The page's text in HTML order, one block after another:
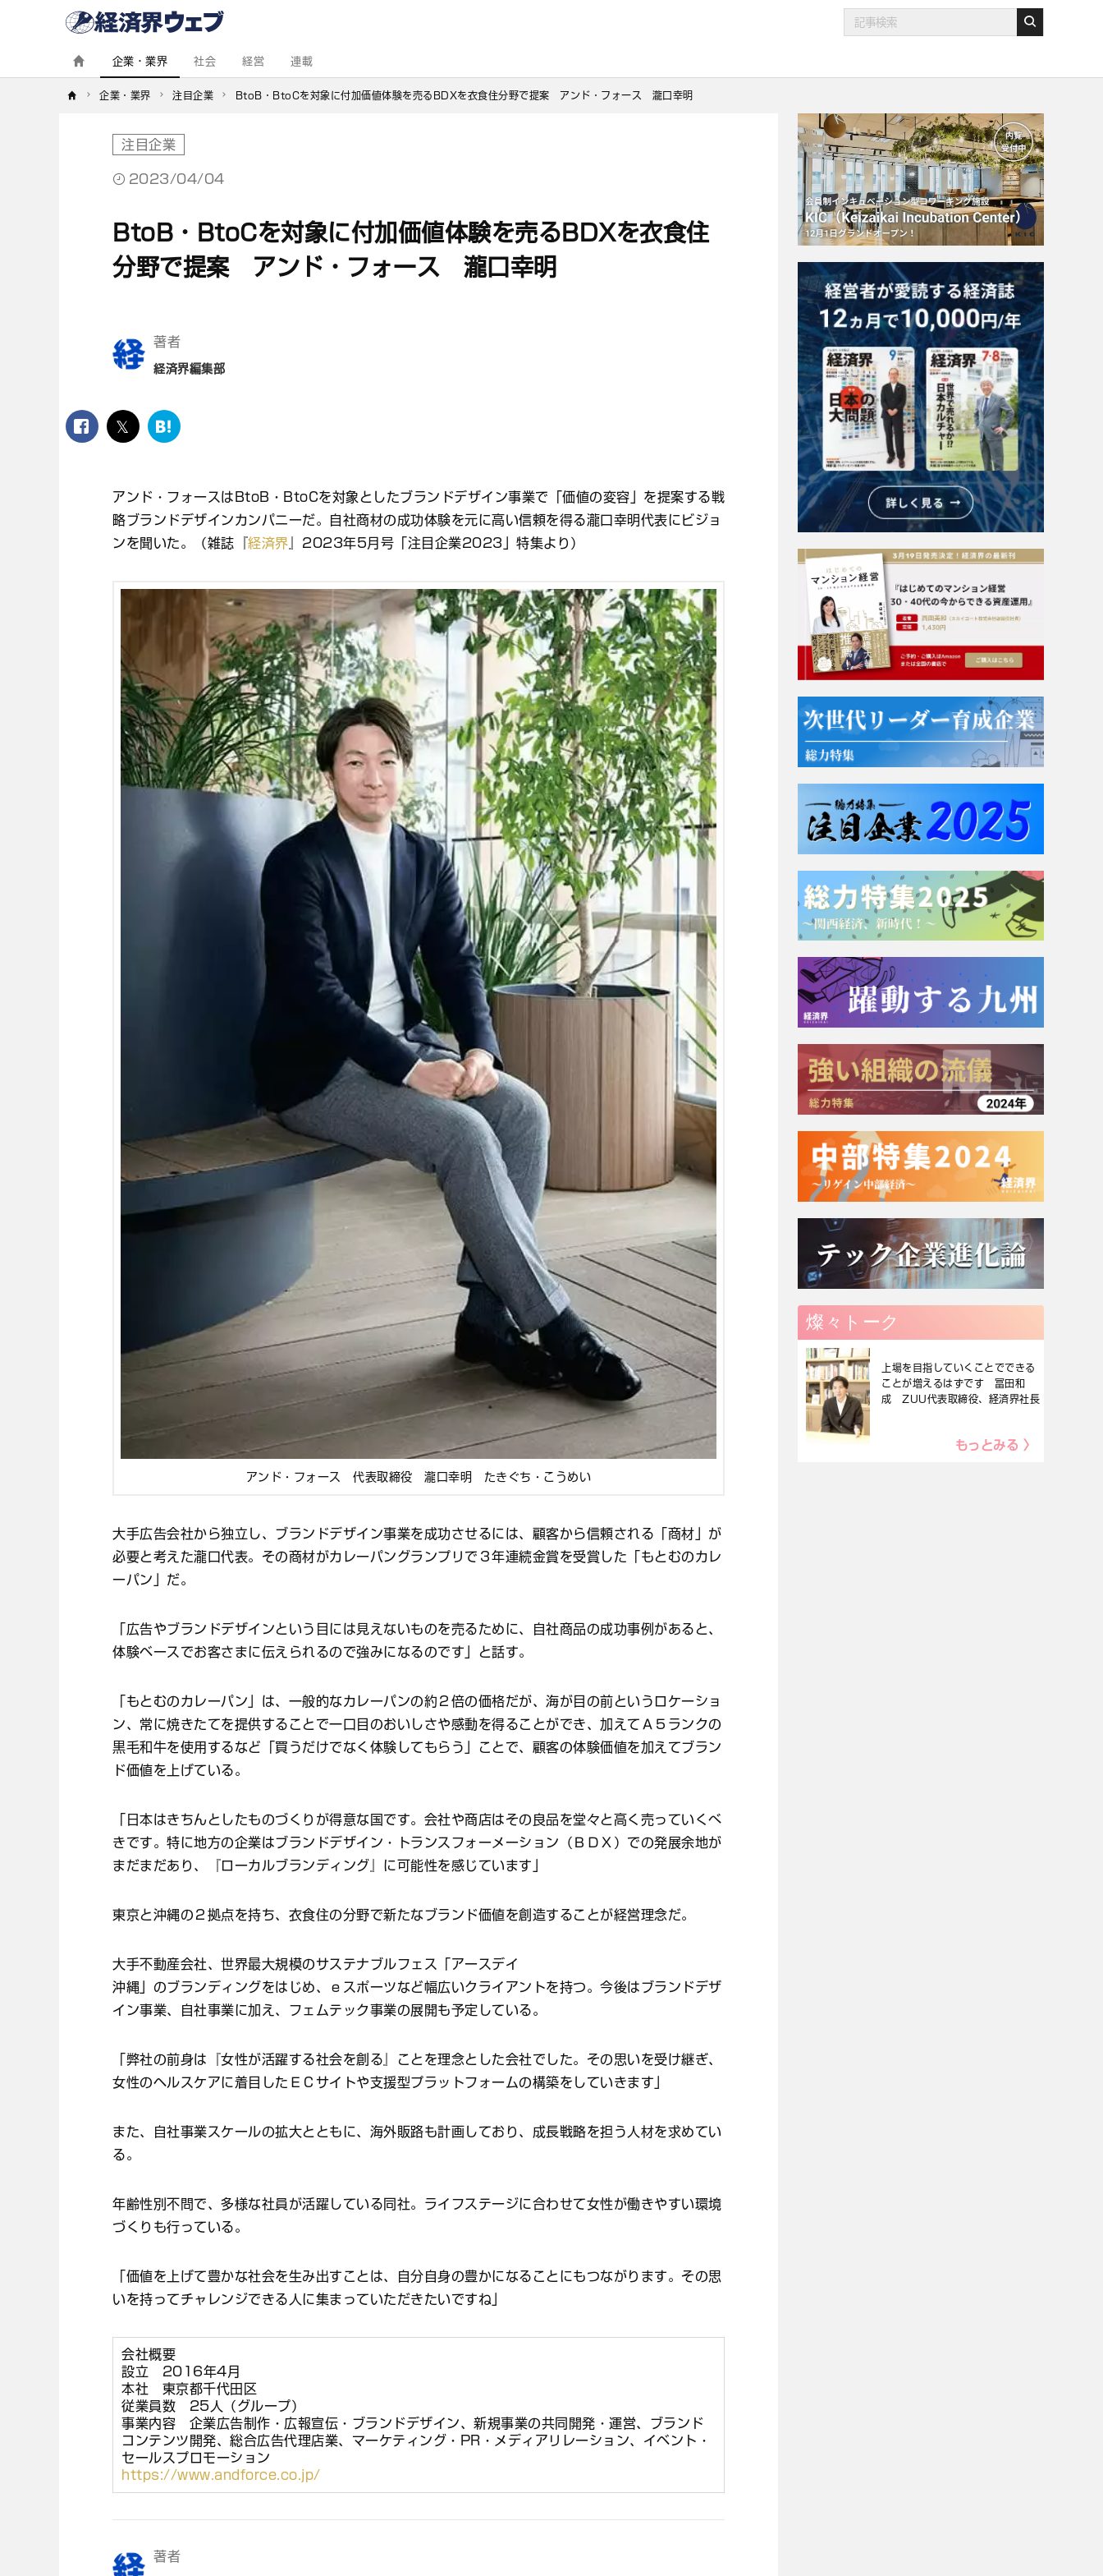
企業・業界 社会 経営 連載
企業・業界 注目企業 BtoB・BtoCを対象に付加価値体験を売るBDXを衣食住分野で提案　アンド・フォース　瀧口幸明
注目企業
2023/04/04
BtoB・BtoCを対象に付加価値体験を売るBDXを衣食住
分野で提案 アンド・フォース 瀧口幸明
著者
経済界編集部
facebook
twitter
は
ッ
ク
ー
アンド・フォースはBtoB・BtoCを対象としたブランドデザイン事業で「価値の変容」を提案する戦
略ブランドデザインカンパニーだ。自社商材の成功体験を元に高い信頼を得る瀧口幸明代表にビジョ
ンを聞いた。（雑誌『 経済界 』2023年5月号「注目企業2023」特集より）
アンド・フォース 代表取締役 瀧口幸明 たきぐち・こうめい
大手広告会社から独立し、ブランドデザイン事業を成功させるには、顧客から信頼される「商材」が
必要と考えた瀧口代表。その商材がカレーパングランプリで３年連続金賞を受賞した「もとむのカレ
ーパン」だ。
「広告やブランドデザインという目には見えないものを売るために、自社商品の成功事例があると、
体験ベースでお客さまに伝えられるので強みになるのです」と話す。
「もとむのカレーパン」は、一般的なカレーパンの約２倍の価格だが、海が目の前というロケーショ
ン、常に焼きたてを提供することで一口目のおいしさや感動を得ることができ、加えてＡ５ランクの
黒毛和牛を使用するなど「買うだけでなく体験してもらう」ことで、顧客の体験価値を加えてブラン
ド価値を上げている。
「日本はきちんとしたものづくりが得意な国です。会社や商店はその良品を堂々と高く売っていくべ
きです。特に地方の企業はブランドデザイン・トランスフォーメーション（ＢＤＸ）での発展余地が
まだまだあり、『ローカルブランディング』に可能性を感じています」
東京と沖縄の２拠点を持ち、衣食住の分野で新たなブランド価値を創造することが経営理念だ。
大手不動産会社、世界最大規模のサステナブルフェス「アースデイ
沖縄」のブランディングをはじめ、ｅスポーツなど幅広いクライアントを持つ。今後はブランドデザ
イン事業、自社事業に加え、フェムテック事業の展開も予定している。
「弊社の前身は『女性が活躍する社会を創る』ことを理念とした会社でした。その思いを受け継ぎ、
女性のヘルスケアに着目したＥＣサイトや支援型プラットフォームの構築をしていきます」
また、自社事業スケールの拡大とともに、海外販路も計画しており、成長戦略を担う人材を求めてい
る。
年齢性別不問で、多様な社員が活躍している同社。ライフステージに合わせて女性が働きやすい環境
づくりも行っている。
「価値を上げて豊かな社会を生み出すことは、自分自身の豊かになることにもつながります。その思
いを持ってチャレンジできる人に集まっていただきたいですね」
会社概要
設立 2016年4月
本社 東京都千代田区
従業員数 25人（グループ）
事業内容 企業広告制作・広報宣伝・ブランドデザイン、新規事業の共同開発・運営、ブランド
コンテンツ開発、総合広告代理店業、マーケティング・PR・メディアリレーション、イベント・
セールスプロモーション
https://www.andforce.co.jp/
著者
燦々トーク
上場を目指していくことでできる
ことが増えるはずです 冨田和
成 ZUU代表取締役、経済界社長
もっとみる 〉